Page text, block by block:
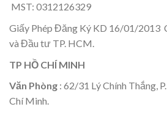
MST: 0312126329
Giấy Phép Đăng Ký KD 16/01/2013
và Đầu tư TP. HCM.
TP HỒ CHÍ MINH
Văn Phòng : 62/31 Lý Chính Thắng,
Chí Minh.